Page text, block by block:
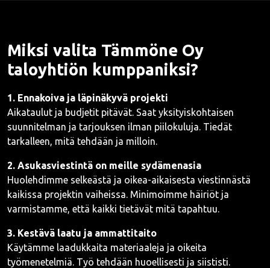
Miksi valita Tämmöne Oy
taloyhtiön kumppaniksi?
1. Ennakoiva ja läpinäkyvä projekti
Aikataulut ja budjetit pitävät. Saat yksityiskohtaisen
suunnitelman ja tarjouksen ilman piilokuluja. Tiedät
tarkalleen, mitä tehdään ja milloin.
2. Asukasviestintä on meille sydämenasia
Huolehdimme selkeästä ja oikea-aikaisesta viestinnästä
kaikissa projektin vaiheissa. Minimoimme häiriöt ja
varmistamme, että kaikki tietävät mitä tapahtuu.
3. Kestävä laatu ja ammattitaito
Käytämme laadukkaita materiaaleja ja oikeita
työmenetelmiä. Työ tehdään huoellisesti ja siististi.